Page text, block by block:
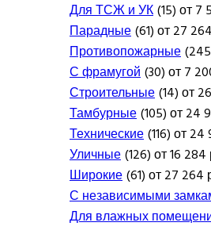
Для ТСЖ и УК(15) от 7
Парадные(61) от 27
Противопожарные
С фрамугой(30) от 7
Строительные(14) от
Тамбурные(105) от 24
Технические(116) от 24
Уличные(126) от 16 284
Широкие(61) от 27 264
С независимыми
Для влажных